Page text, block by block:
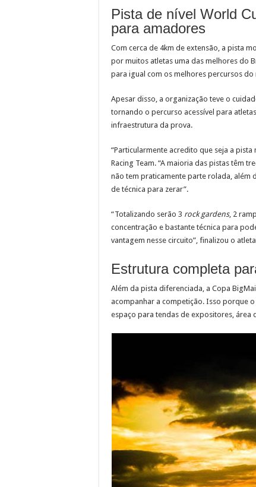
Pista de nível World
para amadores
Com cerca de 4km de extensão, a pista
por muitos atletas uma das melhores do
para igual com os melhores percursos
Apesar disso, a organização teve o
tornando o percurso acessível para
infraestrutura da prova.
“Particularmente acredito que seja a pista
Racing Team. “A maioria das pistas têm
não tem praticamente parte rolada, além
de técnica para zerar”.
“Totalizando serão 3 rock gardens, 2
concentração e bastante técnica para
vantagem nesse circuito”, finalizou o
Estrutura completa
Além da pista diferenciada, a Copa
acompanhar a competição. Isso porque
espaço para tendas de expositores, área